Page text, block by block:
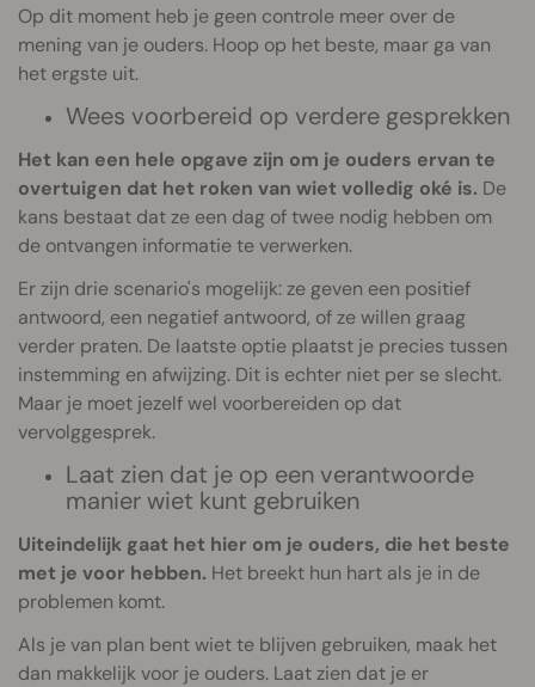
Op dit moment heb je geen controle meer over de
mening van je ouders. Hoop op het beste, maar ga van
het ergste uit.
Wees voorbereid op verdere gesprekken
Het kan een hele opgave zijn om je ouders ervan te
overtuigen dat het roken van wiet volledig oké is. De
kans bestaat dat ze een dag of twee nodig hebben om
de ontvangen informatie te verwerken.
Er zijn drie scenario's mogelijk: ze geven een positief
antwoord, een negatief antwoord, of ze willen graag
verder praten. De laatste optie plaatst je precies tussen
instemming en afwijzing. Dit is echter niet per se slecht.
Maar je moet jezelf wel voorbereiden op dat
vervolggesprek.
Laat zien dat je op een verantwoorde
manier wiet kunt gebruiken
Uiteindelijk gaat het hier om je ouders, die het beste
met je voor hebben. Het breekt hun hart als je in de
problemen komt.
Als je van plan bent wiet te blijven gebruiken, maak het
dan makkelijk voor je ouders. Laat zien dat je er